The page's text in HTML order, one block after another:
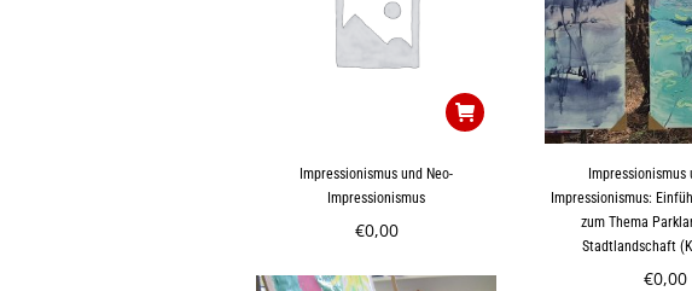
Impressionismus und Neo-
Impressionismus
€0,00
Impressionismus
Impressionismus:
zum Thema
Stadtlandschaft
€0,00